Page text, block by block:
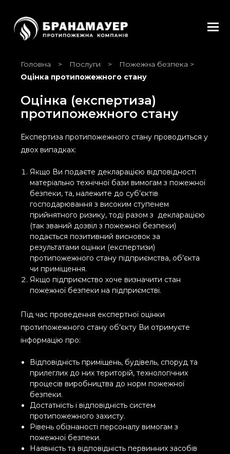
Головна > Послуги > Пожежна безпека >
Оцінка протипожежного стану
Оцінка (експертиза)
протипожежного стану
Експертиза протипожежного стану проводиться у
двох випадках:
Якщо Ви подаєте декларацією відповідності
матеріально технічної бази вимогам з пожежної
безпеки, та, належите до суб’єктів
господарювання з високим ступенем
прийнятного ризику, тоді разом з декларацією
(так званий дозвіл з пожежної безпеки)
подається позитивний висновок за
результатами оцінки (експертизи)
протипожежного стану підприємства, об’єкта
чи приміщення.
Якщо підприємство хоче визначити стан
пожежної безпеки на підприємстві.
Під час проведення експертної оцінки
протипожежного стану об’єкту Ви отримуєте
інформацію про:
Відповідність приміщень, будівель, споруд та
прилеглих до них територій, технологічних
процесів виробництва до норм пожежної
безпеки.
Достатність і відповідність систем
протипожежного захисту.
Рівень обізнаності персоналу вимогам з
пожежної безпеки.
Наявність та відповідність первинних засобів